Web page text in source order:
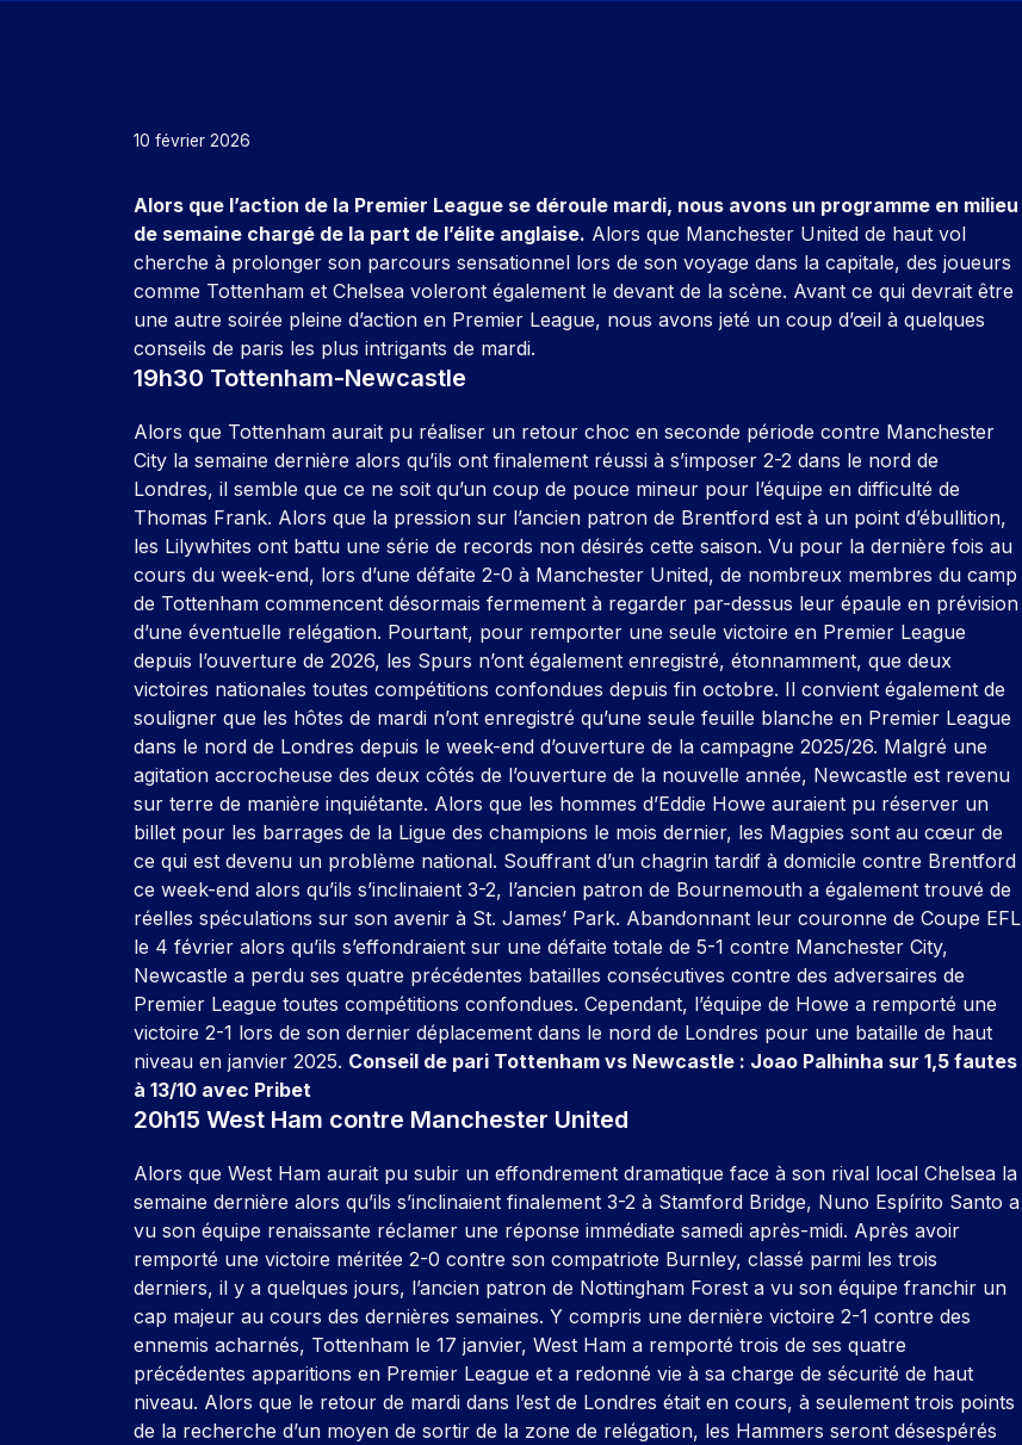
10 février 2026
Alors que l’action de la Premier League se déroule mardi, nous avons un programme en milieu
de semaine chargé de la part de l’élite anglaise. Alors que Manchester United de haut vol
cherche à prolonger son parcours sensationnel lors de son voyage dans la capitale, des joueurs
comme Tottenham et Chelsea voleront également le devant de la scène. Avant ce qui devrait être
une autre soirée pleine d’action en Premier League, nous avons jeté un coup d’œil à quelques
conseils de paris les plus intrigants de mardi.
19h30 Tottenham-Newcastle
Alors que Tottenham aurait pu réaliser un retour choc en seconde période contre Manchester
City la semaine dernière alors qu’ils ont finalement réussi à s’imposer 2-2 dans le nord de
Londres, il semble que ce ne soit qu’un coup de pouce mineur pour l’équipe en difficulté de
Thomas Frank. Alors que la pression sur l’ancien patron de Brentford est à un point d’ébullition,
les Lilywhites ont battu une série de records non désirés cette saison. Vu pour la dernière fois au
cours du week-end, lors d’une défaite 2-0 à Manchester United, de nombreux membres du camp
de Tottenham commencent désormais fermement à regarder par-dessus leur épaule en prévision
d’une éventuelle relégation. Pourtant, pour remporter une seule victoire en Premier League
depuis l’ouverture de 2026, les Spurs n’ont également enregistré, étonnamment, que deux
victoires nationales toutes compétitions confondues depuis fin octobre. Il convient également de
souligner que les hôtes de mardi n’ont enregistré qu’une seule feuille blanche en Premier League
dans le nord de Londres depuis le week-end d’ouverture de la campagne 2025/26. Malgré une
agitation accrocheuse des deux côtés de l’ouverture de la nouvelle année, Newcastle est revenu
sur terre de manière inquiétante. Alors que les hommes d’Eddie Howe auraient pu réserver un
billet pour les barrages de la Ligue des champions le mois dernier, les Magpies sont au cœur de
ce qui est devenu un problème national. Souffrant d’un chagrin tardif à domicile contre Brentford
ce week-end alors qu’ils s’inclinaient 3-2, l’ancien patron de Bournemouth a également trouvé de
réelles spéculations sur son avenir à St. James’ Park. Abandonnant leur couronne de Coupe EFL
le 4 février alors qu’ils s’effondraient sur une défaite totale de 5-1 contre Manchester City,
Newcastle a perdu ses quatre précédentes batailles consécutives contre des adversaires de
Premier League toutes compétitions confondues. Cependant, l’équipe de Howe a remporté une
victoire 2-1 lors de son dernier déplacement dans le nord de Londres pour une bataille de haut
niveau en janvier 2025. Conseil de pari Tottenham vs Newcastle : Joao Palhinha sur 1,5 fautes
à 13/10 avec Pribet
20h15 West Ham contre Manchester United
Alors que West Ham aurait pu subir un effondrement dramatique face à son rival local Chelsea la
semaine dernière alors qu’ils s’inclinaient finalement 3-2 à Stamford Bridge, Nuno Espírito Santo a
vu son équipe renaissante réclamer une réponse immédiate samedi après-midi. Après avoir
remporté une victoire méritée 2-0 contre son compatriote Burnley, classé parmi les trois
derniers, il y a quelques jours, l’ancien patron de Nottingham Forest a vu son équipe franchir un
cap majeur au cours des dernières semaines. Y compris une dernière victoire 2-1 contre des
ennemis acharnés, Tottenham le 17 janvier, West Ham a remporté trois de ses quatre
précédentes apparitions en Premier League et a redonné vie à sa charge de sécurité de haut
niveau. Alors que le retour de mardi dans l’est de Londres était en cours, à seulement trois points
de la recherche d’un moyen de sortir de la zone de relégation, les Hammers seront désespérés